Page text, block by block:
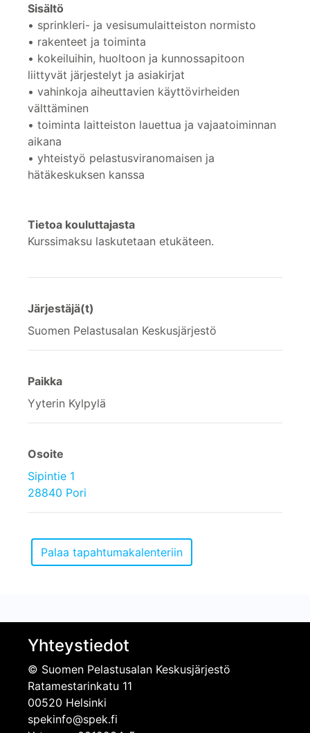
Sisältö
• sprinkleri- ja vesisumulaitteiston normisto
• rakenteet ja toiminta
• kokeiluihin, huoltoon ja kunnossapitoon
liittyvät järjestelyt ja asiakirjat
• vahinkoja aiheuttavien käyttövirheiden
välttäminen
• toiminta laitteiston lauettua ja vajaatoiminnan
aikana
• yhteistyö pelastusviranomaisen ja
hätäkeskuksen kanssa
Tietoa kouluttajasta
Kurssimaksu laskutetaan etukäteen.
Järjestäjä(t)
Suomen Pelastusalan Keskusjärjestö
Paikka
Yyterin Kylpylä
Osoite
Sipintie 1
28840 Pori
Yhteystiedot
© Suomen Pelastusalan Keskusjärjestö
Ratamestarinkatu 11
00520 Helsinki
spekinfo@spek.fi